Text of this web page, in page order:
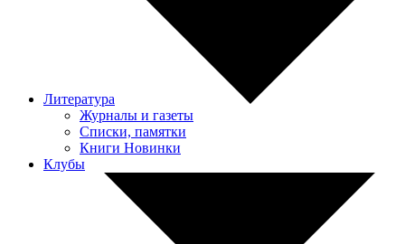
Литература
Журналы и газеты
Списки, памятки
Книги Новинки
Клубы